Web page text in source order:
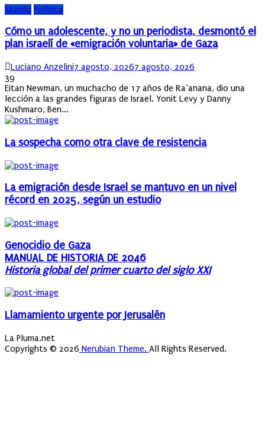
Mundo Política
Cómo un adolescente, y no un periodista, desmontó el
plan israelí de «emigración voluntaria» de Gaza
Author
Luciano AnzeliniPosted
7 agosto, 20267 agosto, 2026
39
Eitan Newman, un muchacho de 17 años de Ra’anana, dio una
lección a las grandes figuras de Israel. Yonit Levy y Danny
Kushmaro, Ben...
La sospecha como otra clave de resistencia
La emigración desde Israel se mantuvo en un nivel
récord en 2025, según un estudio
Genocidio de Gaza
MANUAL DE HISTORIA DE 2046
Historia global del primer cuarto del siglo XXI
Llamamiento urgente por Jerusalén
La Pluma.net
Copyrights © 2026 Nerubian Theme. All Rights Reserved.